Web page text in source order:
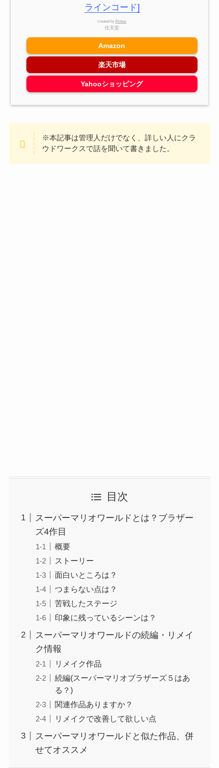
ラインコード]
created by Rinker
任天堂
Amazon
楽天市場
Yahooショッピング
※本記事は管理人だけでなく、詳しい人にクラ
ウドワークスで話を聞いて書きました。
目次
スーパーマリオワールドとは？ブラザー
ズ4作目
概要
ストーリー
面白いところは？
つまらない点は？
苦戦したステージ
印象に残っているシーンは？
スーパーマリオワールドの続編・リメイ
ク情報
リメイク作品
続編(スーパーマリオブラザーズ５はあ
る？)
関連作品ありますか？
リメイクで改善して欲しい点
スーパーマリオワールドと似た作品、併
せてオススメ